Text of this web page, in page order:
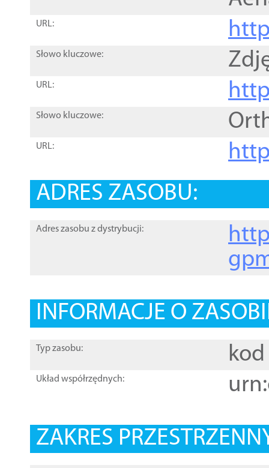
URL:
Słowo kluczowe:
URL:
Słowo kluczowe:
URL:
ADRES ZASOBU:
Adres zasobu z dystrybucji:
INFORMACJE O
Typ zasobu: kod
Układ współrzędnych:
ZAKRES